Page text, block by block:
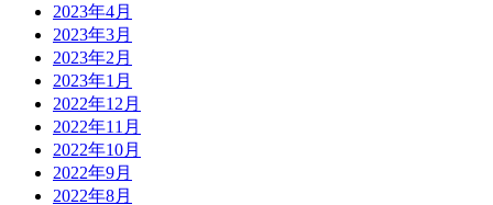
2023年4月
2023年3月
2023年2月
2023年1月
2022年12月
2022年11月
2022年10月
2022年9月
2022年8月